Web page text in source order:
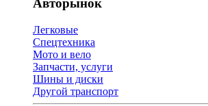
Авторынок
Легковые
Спецтехника
Мото и вело
Запчасти, услуги
Шины и диски
Другой транспорт